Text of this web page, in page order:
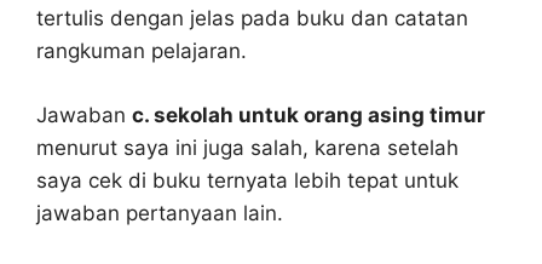
tertulis dengan jelas pada buku dan catatan
rangkuman pelajaran.
Jawaban c. sekolah untuk orang asing timur
menurut saya ini juga salah, karena setelah
saya cek di buku ternyata lebih tepat untuk
jawaban pertanyaan lain.